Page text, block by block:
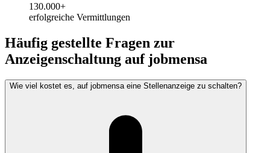
130.000+
erfolgreiche Vermittlungen
Häufig gestellte Fragen zur
Anzeigenschaltung auf jobmensa
Wie viel kostet es, auf jobmensa eine Stellenanzeige zu schalten?